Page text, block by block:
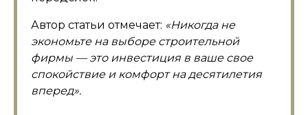
Автор статьи отмечает: «Никогда не
экономьте на выборе строительной
фирмы — это инвестиция в ваше свое
спокойствие и комфорт на десятилетия
вперед».